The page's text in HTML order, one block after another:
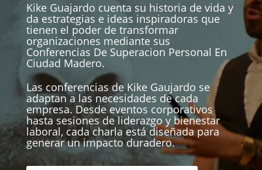
Kike Guajardo cuenta su historia de vida y
da estrategias e ideas inspiradoras que
tienen el poder de transformar
organizaciones mediante sus
Conferencias De Superacion Personal En
Ciudad Madero.
Las conferencias de Kike Gaujardo se
adaptan a las necesidades de cada
empresa. Desde eventos corporativos
hasta sesiones de liderazgo y bienestar
laboral, cada charla está diseñada para
generar un impacto duradero.